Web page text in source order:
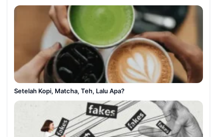
Setelah Kopi, Matcha, Teh, Lalu Apa?